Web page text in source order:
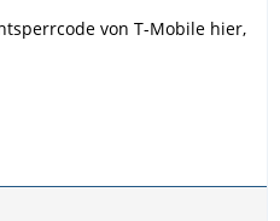
von T-Mobile hier,